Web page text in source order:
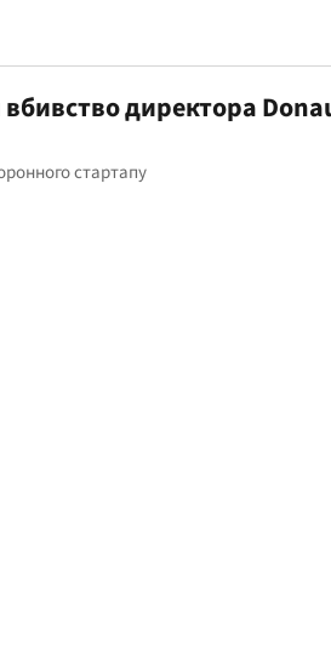
вбивство директора
стартапу